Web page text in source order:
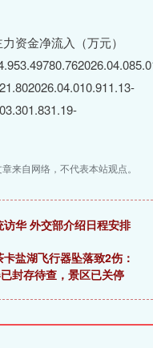
资金净流入（万元）
来自网络，不代表本站观点。
华 外交部介绍日程安排
盐湖飞行器坠落致2伤：
封存待查，景区已关停